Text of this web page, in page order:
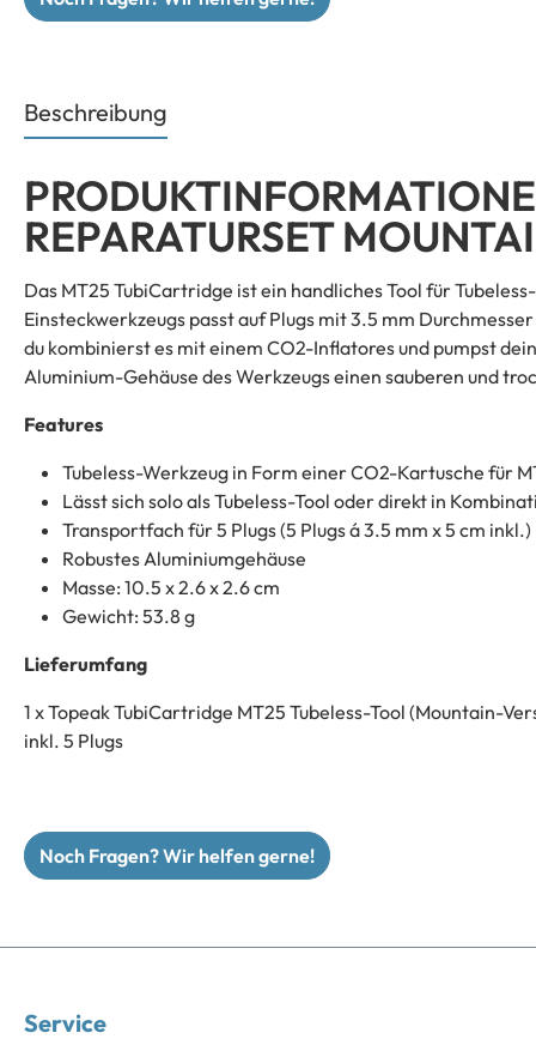
Beschreibung
REPARATURSET
Das MT25 TubiCartridge ist ein handliches Tool für
Einsteckwerkzeugs passt auf Plugs mit 3.5 mm
du kombinierst es mit einem CO2-Inflatores und pumpst
Aluminium-Gehäuse des Werkzeugs einen sauberen und
Features
Tubeless-Werkzeug in Form einer CO2-Kartusche für
Lässt sich solo als Tubeless-Tool oder direkt in
Transportfach für 5 Plugs (5 Plugs á 3.5 mm x 5 cm inkl.)
Robustes Aluminiumgehäuse
Masse: 10.5 x 2.6 x 2.6 cm
Gewicht: 53.8 g
Lieferumfang
1 x Topeak TubiCartridge MT25 Tubeless-Tool (Mountain-
inkl. 5 Plugs
Noch Fragen? Wir helfen gerne!
Service